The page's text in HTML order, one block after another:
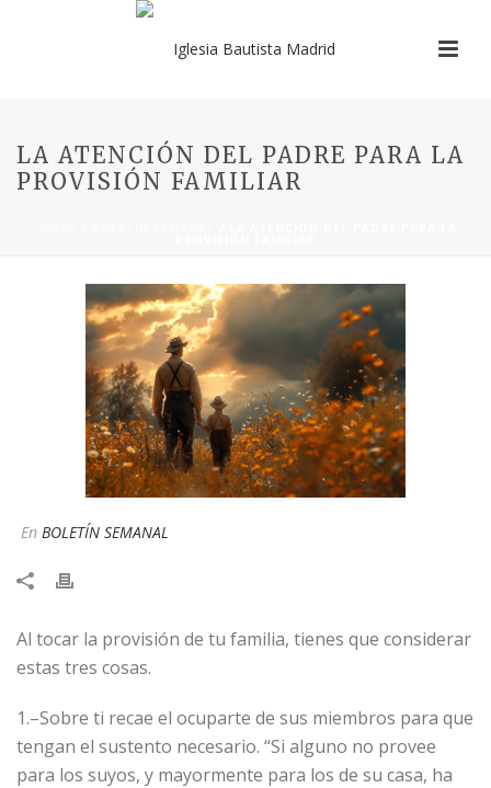
LA ATENCIÓN DEL PADRE PARA LA
PROVISIÓN FAMILIAR
En BOLETÍN SEMANAL
Al tocar la provisión de tu familia, tienes que considerar
estas tres cosas.
1.–Sobre ti recae el ocuparte de sus miembros para que
tengan el sustento necesario. “Si alguno no provee
para los suyos, y mayormente para los de su casa, ha